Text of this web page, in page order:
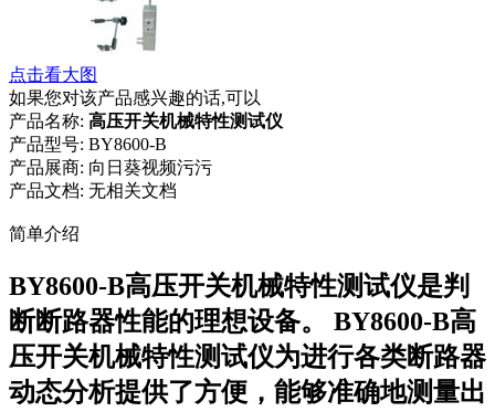
点击看大图
如果您对该产品感兴趣的话,可以
产品名称: 高压开关机械特性测试仪
产品型号: BY8600-B
产品展商: 向日葵视频污污
产品文档: 无相关文档
简单介绍
BY8600-B高压开关机械特性测试仪是判
断断路器性能的理想设备。 BY8600-B高
压开关机械特性测试仪为进行各类断路器
动态分析提供了方便，能够准确地测量出